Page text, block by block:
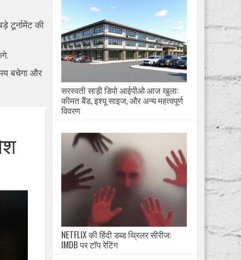
टूर्नामेंट की
बचेगा और
सरस्वती साड़ी डिपो आईपीओ आज खुला:
कीमत बैंड, इश्यू साइज, और अन्य महत्वपूर्ण
विवरण
NETFLIX की हिंदी डब्ड थ्रिलर सीरीज:
IMDB पर टॉप रेटिंग